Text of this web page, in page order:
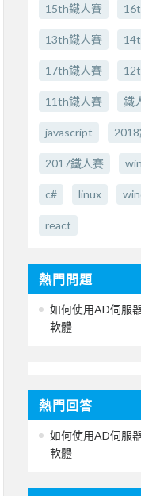
15th鐵人賽
13th鐵人賽
17th鐵人賽
11th鐵人賽 鐵
javascript
2017鐵人賽
c# linux
react
熱門問題
如何使用AD伺服
軟體
熱門回答
如何使用AD伺服
軟體